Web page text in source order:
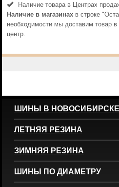
Наличие товара в Центрах
Наличие в магазинахв строке
необходимости мы доставим товар
центр.
ШИНЫ В НОВОСИБИРСКЕ
ЛЕТНЯЯ РЕЗИНА
ЗИМНЯЯ РЕЗИНА
ШИНЫ ПО ДИАМЕТРУ